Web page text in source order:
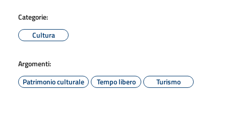
Categorie:
Cultura
Argomenti:
Patrimonio culturale
Tempo libero Turismo